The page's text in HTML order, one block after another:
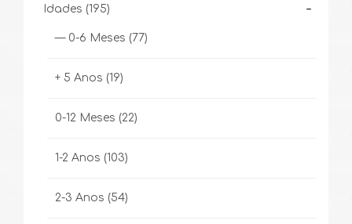
Idades -
(195)
— 0-6 Meses (77)
+ 5 Anos (19)
0-12 Meses (22)
1-2 Anos (103)
2-3 Anos (54)